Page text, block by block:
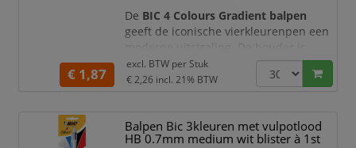
De BIC 4 Colours Gradient balpen
geeft de iconische vierkleurenpen een
moderne uitstraling. De houder is
uitgevoerd met een subtiel metallic
effect en een stijlvol kleurverloop. U
willekeurig wordt geselecteerd.
€ 1,87
excl. BTW per Stuk
€ 2,26 incl. 21% BTW
Balpen Bic 3kleuren met vulpotlood
HB 0.7mm medium wit blister à 1st